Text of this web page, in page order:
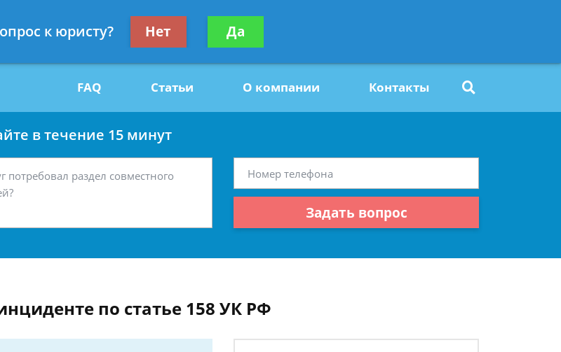
Получите консультацию
бесплатно
FAQ Статьи О компании Контакты
в течение 15 минут
Задать вопрос
по статье 158 УК РФ
к юристу? Нет Да